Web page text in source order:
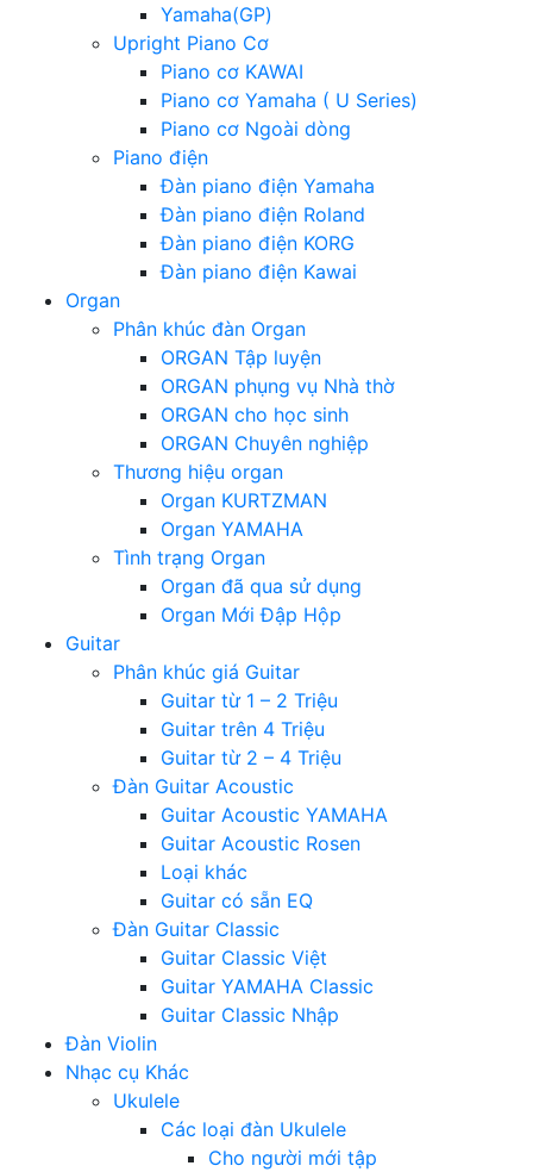
Yamaha(GP)
Upright Piano Cơ
Piano cơ KAWAI
Piano cơ Yamaha ( U Series)
Piano cơ Ngoài dòng
Piano điện
Đàn piano điện Yamaha
Đàn piano điện Roland
Đàn piano điện KORG
Đàn piano điện Kawai
Organ
Phân khúc đàn Organ
ORGAN Tập luyện
ORGAN phụng vụ Nhà thờ
ORGAN cho học sinh
ORGAN Chuyên nghiệp
Thương hiệu organ
Organ KURTZMAN
Organ YAMAHA
Tình trạng Organ
Organ đã qua sử dụng
Organ Mới Đập Hộp
Guitar
Phân khúc giá Guitar
Guitar từ 1 – 2 Triệu
Guitar trên 4 Triệu
Guitar từ 2 – 4 Triệu
Đàn Guitar Acoustic
Guitar Acoustic YAMAHA
Guitar Acoustic Rosen
Loại khác
Guitar có sẵn EQ
Đàn Guitar Classic
Guitar Classic Việt
Guitar YAMAHA Classic
Guitar Classic Nhập
Đàn Violin
Nhạc cụ Khác
Ukulele
Các loại đàn Ukulele
Cho người mới tập